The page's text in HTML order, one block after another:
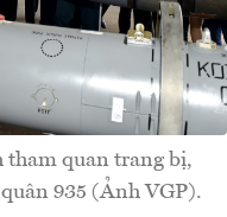
quan trang bị,
935 (Ảnh VGP).